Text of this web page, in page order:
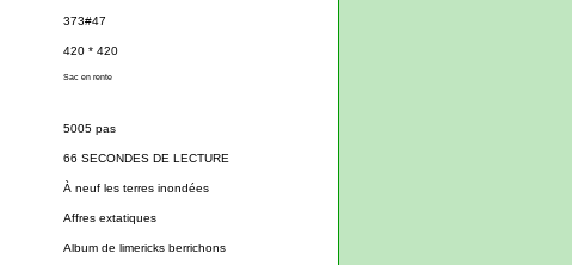
373#47
420 * 420
Sac en rente
5005 pas
66 SECONDES DE LECTURE
À neuf les terres inondées
Affres extatiques
Album de limericks berrichons